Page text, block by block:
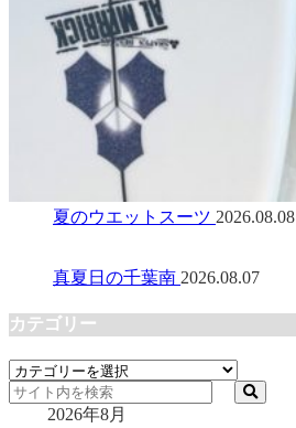
夏のウエットスーツ 2026.08.08
真夏日の千葉南 2026.08.07
カテゴリー
カ
テ
2026年8月